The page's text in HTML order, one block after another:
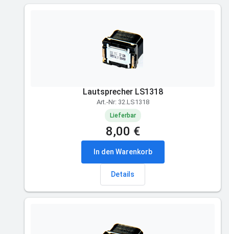
Lautsprecher LS1318
Art.-Nr: 32.LS1318
Lieferbar
8,00 €
In den Warenkorb
Details